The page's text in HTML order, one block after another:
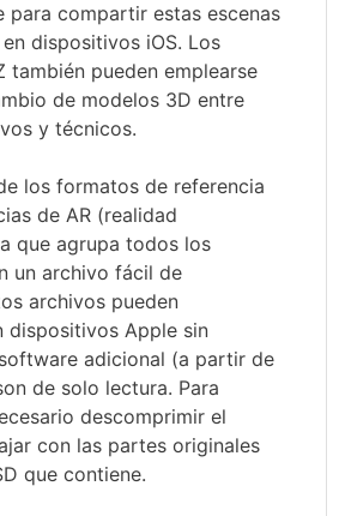
para compartir estas escenas
dispositivos iOS. Los
también pueden emplearse
de modelos 3D entre
y técnicos.
los formatos de referencia
de AR (realidad
que agrupa todos los
un archivo fácil de
archivos pueden
dispositivos Apple sin
adicional (a partir de
de solo lectura. Para
descomprimir el
con las partes originales
que contiene.